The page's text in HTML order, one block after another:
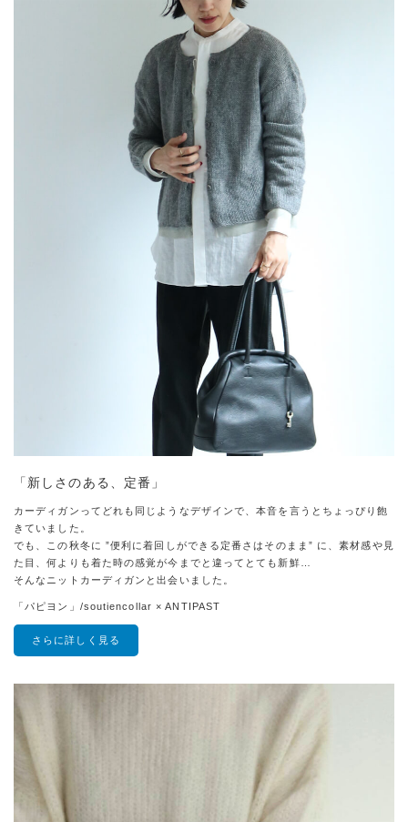
「新しさのある、定番」
カーディガンってどれも同じようなデザインで、本音を言うとちょっぴり飽
きていました。
でも、この秋冬に ”便利に着回しができる定番さはそのまま” に、素材感や見
た目、何よりも着た時の感覚が今までと違ってとても新鮮…
そんなニットカーディガンと出会いました。
「パピヨン」/soutiencollar × ANTIPAST
さらに詳しく見る